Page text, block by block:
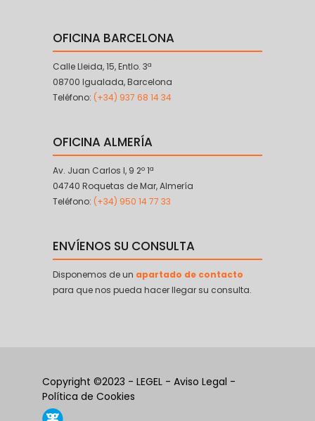
OFICINA BARCELONA
Calle Lleida, 15, Entlo. 3ª
08700 Igualada, Barcelona
Teléfono: (+34) 937 68 14 34
OFICINA ALMERÍA
Av. Juan Carlos I, 9 2º 1ª
04740 Roquetas de Mar, Almería
Teléfono: (+34) 950 14 77 33
ENVÍENOS SU CONSULTA
Disponemos de un apartado de contacto
para que nos pueda hacer llegar su consulta.
Copyright ©2023 - LEGEL - Aviso Legal -
Política de Cookies